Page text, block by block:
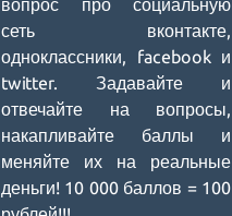
вопрос про социальную
сеть вконтакте,
одноклассники, facebook и
twitter. Задавайте и
отвечайте на вопросы,
накапливайте баллы и
меняйте их на реальные
деньги! 10 000 баллов = 100